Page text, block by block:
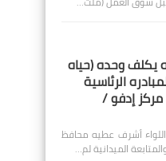
يكلف وحده (حياه
الرئاسية
مركز إدفو /
أشرف عطيه محافظ
الميدانية لم…